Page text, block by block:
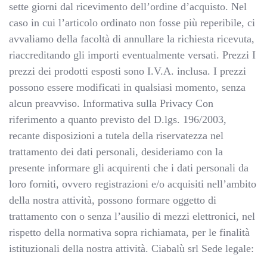
sette giorni dal ricevimento dell’ordine d’acquisto. Nel
caso in cui l’articolo ordinato non fosse più reperibile, ci
avvaliamo della facoltà di annullare la richiesta ricevuta,
riaccreditando gli importi eventualmente versati. Prezzi I
prezzi dei prodotti esposti sono I.V.A. inclusa. I prezzi
possono essere modificati in qualsiasi momento, senza
alcun preavviso. Informativa sulla Privacy Con
riferimento a quanto previsto del D.lgs. 196/2003,
recante disposizioni a tutela della riservatezza nel
trattamento dei dati personali, desideriamo con la
presente informare gli acquirenti che i dati personali da
loro forniti, ovvero registrazioni e/o acquisiti nell’ambito
della nostra attività, possono formare oggetto di
trattamento con o senza l’ausilio di mezzi elettronici, nel
rispetto della normativa sopra richiamata, per le finalità
istituzionali della nostra attività. Ciabalù srl Sede legale: